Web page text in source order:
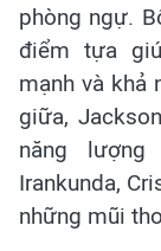
phòng ngự.
điểm tựa
mạnh và khả
giữa,
năng
Irankunda,
những mũi